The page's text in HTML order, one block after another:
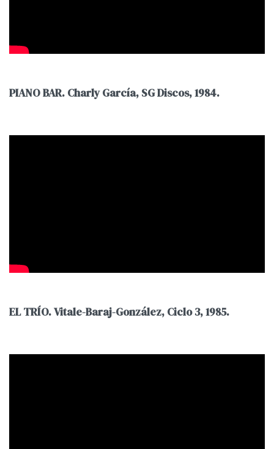
PIANO BAR. Charly García, SG Discos, 1984.
EL TRÍO. Vitale-Baraj-González, Ciclo 3, 1985.